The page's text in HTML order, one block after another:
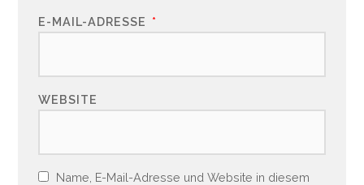
E-MAIL-ADRESSE *
WEBSITE
Name, E-Mail-Adresse und Website in diesem